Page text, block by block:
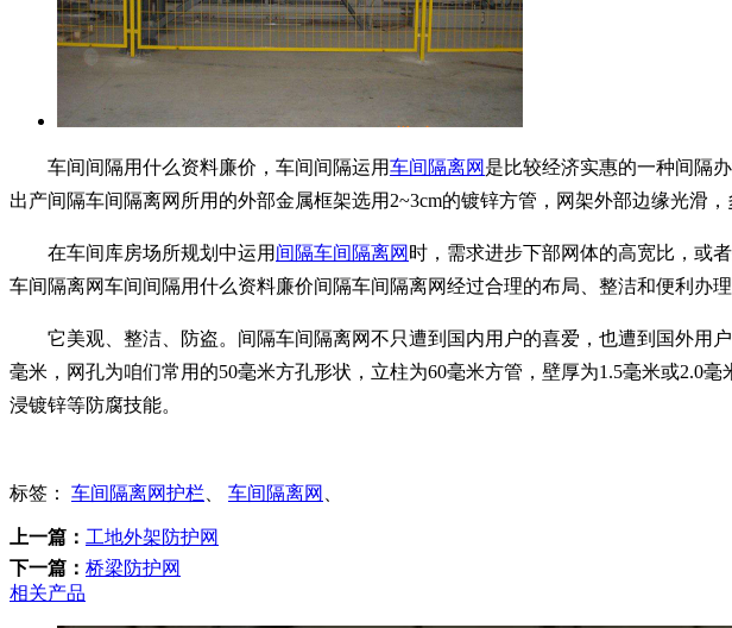
车间间隔用什么资料廉价，车间间隔运用车间隔离网 是比较经济实惠的一种间隔
出产间隔车间隔离网所用的外部金属框架选用2~3cm的镀锌方管，网架外部边缘光滑，
在车间库房场所规划中运用 间隔车间隔离网 时，需求进步下部网体的高宽比，或
车间隔离网车间间隔用什么资料廉价间隔车间隔离网经过合理的布局、整洁和便利办
它美观、整洁、防盗。间隔车间隔离网不只遭到国内用户的喜爱，也遭到国外用
毫米，网孔为咱们常用的50毫米方孔形状，立柱为60毫米方管，壁厚为1.5毫米或2.0
浸镀锌等防腐技能。
标签： 车间隔离网护栏 车间隔离网
上一篇： 工地外架防护网
下一篇： 桥梁防护网
相关产品